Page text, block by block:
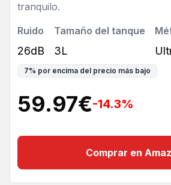
tranquilo.
Ruido
26dB
Tamaño del tanque
3L
7% por encima del precio más bajo
59.97€-14.3%
Comprar en